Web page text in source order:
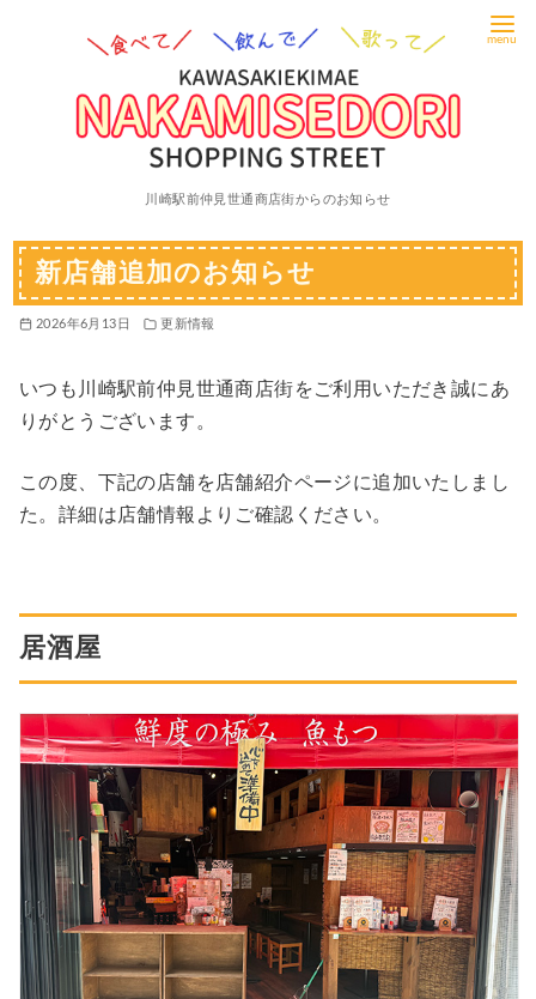
動
川崎駅前仲見世通商店街からのお知らせ
新店舗追加のお知らせ
2026年6月13日 更新情報
いつも川崎駅前仲見世通商店街をご利用いただき誠にあ
りがとうございます。
この度、下記の店舗を店舗紹介ページに追加いたしまし
た。詳細は店舗情報よりご確認ください。
居酒屋